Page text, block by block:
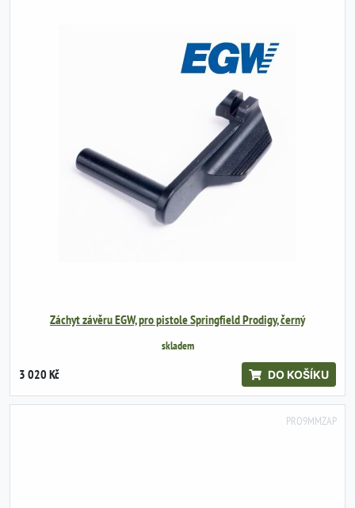
Záchyt závěru EGW, pro pistole Springfield Prodigy, černý
skladem
3 020 Kč DO KOŠÍKU
PRO9MMZAP